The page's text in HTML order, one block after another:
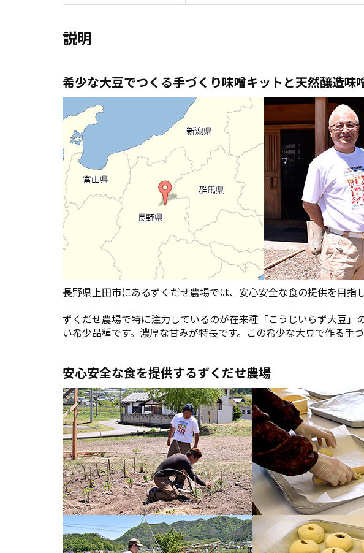
説明
希少な大豆でつくる手づくり味噌キットと天然醸造味
長野県上田市にあるずくだせ農場では、安心安全な食の提供を目指
ずくだせ農場で特に注力しているのが在来種「こうじいらず大豆
い希少品種です。濃厚な甘みが特長です。この希少な大豆で作る手
安心安全な食を提供するずくだせ農場